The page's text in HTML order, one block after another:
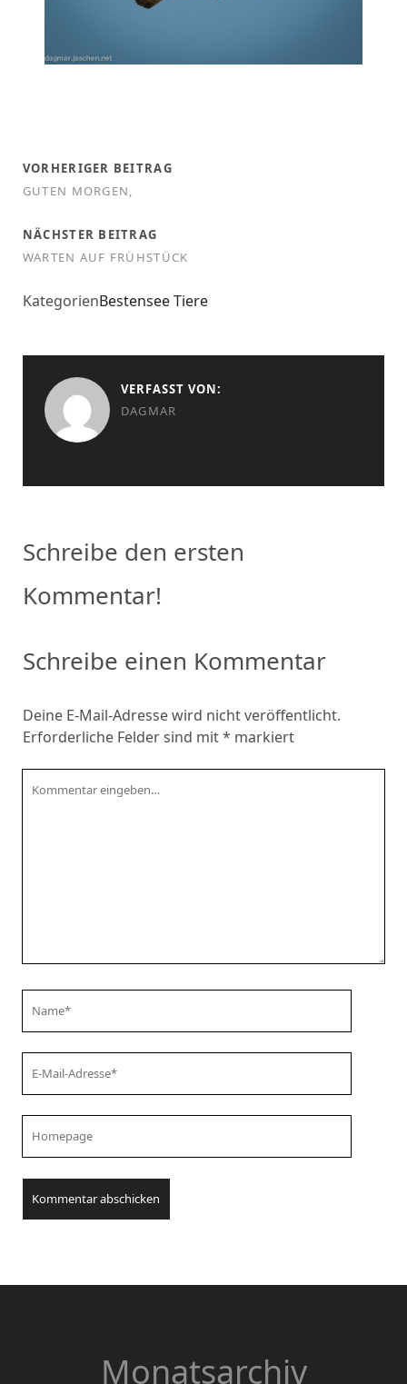
VORHERIGER BEITRAG
GUTEN MORGEN,
NÄCHSTER BEITRAG
WARTEN AUF FRÜHSTÜCK
KategorienBestenseeTiere
VERFASST VON:
DAGMAR
Schreibe den ersten
Kommentar!
Schreibe einen Kommentar
Deine E-Mail-Adresse wird nicht veröffentlicht.
Erforderliche Felder sind mit* markiert
Website
Monatsarchiv